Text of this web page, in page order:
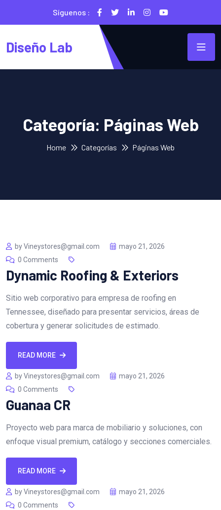
Síguenos :
Diseño Lab
Categoría: Páginas Web
Home Categorías Páginas Web
by Vineystores@gmail.com
mayo 21, 2026
0 Comments
Dynamic Roofing & Exteriors
Sitio web corporativo para empresa de roofing en
Tennessee, diseñado para presentar servicios, áreas de
cobertura y generar solicitudes de estimado.
READ MORE
by Vineystores@gmail.com
mayo 21, 2026
0 Comments
Guanaa CR
Proyecto web para marca de mobiliario y soluciones, con
enfoque visual premium, catálogo y secciones comerciales.
READ MORE
by Vineystores@gmail.com
mayo 21, 2026
0 Comments